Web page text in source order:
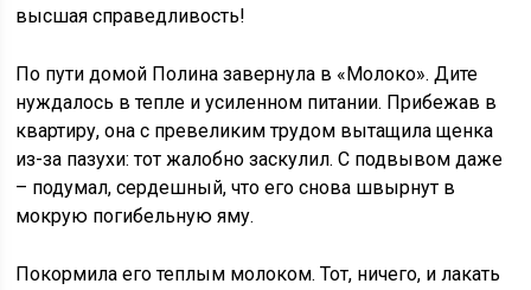
высшая справедливость!
По пути домой Полина завернула в «Молоко». Дите
нуждалось в тепле и усиленном питании. Прибежав в
квартиру, она с превеликим трудом вытащила щенка
из-за пазухи: тот жалобно заскулил. С подвывом даже
– подумал, сердешный, что его снова швырнут в
мокрую погибельную яму.
Покормила его теплым молоком. Тот, ничего, и лакать